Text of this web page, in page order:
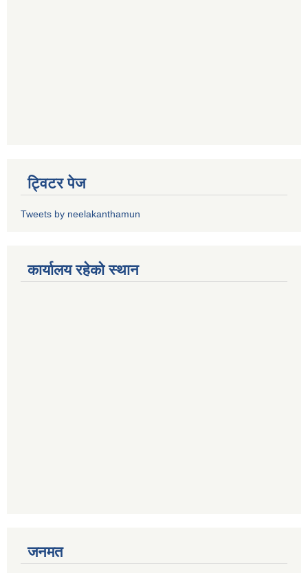
ट्विटर पेज
Tweets by neelakanthamun
कार्यालय रहेको स्थान
जनमत